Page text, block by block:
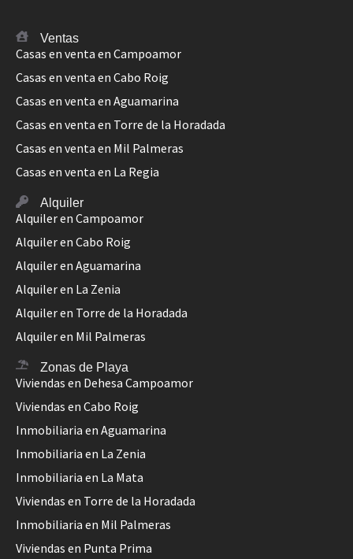
Ventas
Casas en venta en Campoamor
Casas en venta en Cabo Roig
Casas en venta en Aguamarina
Casas en venta en Torre de la Horadada
Casas en venta en Mil Palmeras
Casas en venta en La Regia
Alquiler
Alquiler en Campoamor
Alquiler en Cabo Roig
Alquiler en Aguamarina
Alquiler en La Zenia
Alquiler en Torre de la Horadada
Alquiler en Mil Palmeras
Zonas de Playa
Viviendas en Dehesa Campoamor
Viviendas en Cabo Roig
Inmobiliaria en Aguamarina
Inmobiliaria en La Zenia
Inmobiliaria en La Mata
Viviendas en Torre de la Horadada
Inmobiliaria en Mil Palmeras
Viviendas en Punta Prima